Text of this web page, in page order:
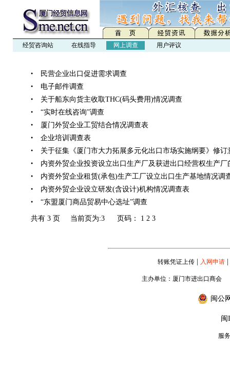
经贸咨询站 在线指导 网上调查 用户评议
● 民营企业出口促进需求调查
● 电子邮件调查
● 关于船东向货主收取THC(码头费用)情况调查
● “实时在线咨询”调查
● 厦门外贸企业工贸结合情况调查表
● 企业培训调查表
● 关于征集《厦门市大力拓展多元化出口市场实施纲要》修订
● 内资外贸企业投资设立出口生产厂及获进出口经营权生产厂
● 内资外贸企业租赁(承包)生产工厂设立出口生产基地情况调
● 内资外贸企业设立研发(含设计)机构情况调查表
● “东盟厦门商品贸易中心选址”调查
共有 3 页 当前页为:3 页码： 1 2 3
转账凭证上传| 入网申请|
主办单位：厦门市进出口商
闽公
闽
服